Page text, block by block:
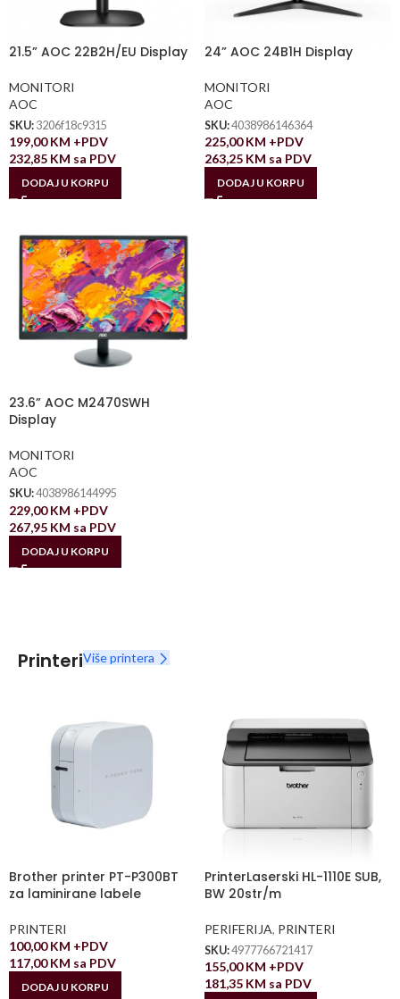
21.5” AOC 22B2H/EU Display
MONITORI
AOC
SKU: 3206f18c9315
199,00KM +PDV
232,85 KM sa PDV
DODAJ U KORPU
24” AOC 24B1H Display
MONITORI
AOC
SKU:4038986146364
225,00KM +PDV
263,25 KM sa PDV
DODAJ U KORPU
23.6” AOC M2470SWH
Display
MONITORI
AOC
SKU:4038986144995
229,00KM +PDV
267,95 KM sa PDV
DODAJ U KORPU
PrinteriViše printera
Brother printer PT-P300BT
za laminirane labele
PRINTERI
100,00KM +PDV
117,00KM sa PDV
DODAJ U KORPU
PrinterLaserski HL-1110E SUB,
BW 20str/m
PERIFERIJA, PRINTERI
SKU:4977766721417
155,00KM +PDV
181,35 KM sa PDV